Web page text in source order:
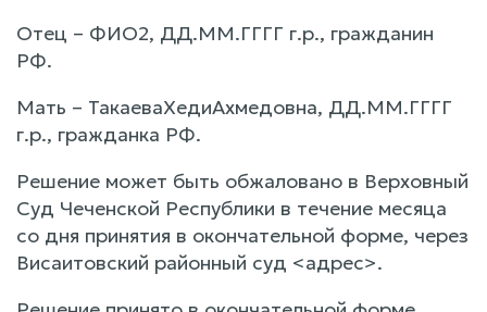
Отец – ФИО2, ДД.ММ.ГГГГ г.р., гражданин
РФ.
Мать – ТакаеваХедиАхмедовна, ДД.ММ.ГГГГ
г.р., гражданка РФ.
Решение может быть обжаловано в Верховный
Суд Чеченской Республики в течение месяца
со дня принятия в окончательной форме, через
Висаитовский районный суд <адрес>.